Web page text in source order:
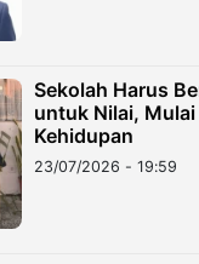
Sekolah Harus
untuk Nilai,
Kehidupan
23/07/2026 - 19:59